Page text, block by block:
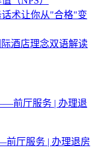
术让你从"合格"变
酒店理念双语解读
前厅服务 | 办理退
厅服务 | 办理退房